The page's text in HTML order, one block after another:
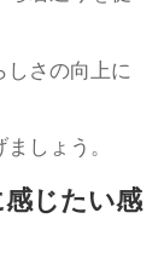
しさの向上に
しょう。
じたい感